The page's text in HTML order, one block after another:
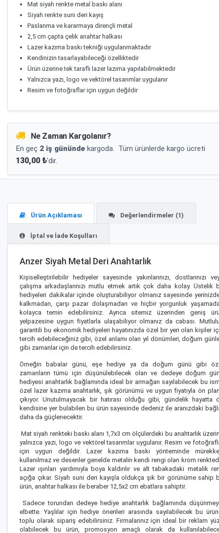
Mat siyah renkte metal baskı alanı
Siyah renkte suni deri kayış
Paslanma ve kararmaya dirençli metal
2,5 cm çapta çelik anahtar halkası
Lazer kazıma baskı tekniği uygulanmaktadır
Kendinizin tasarlayabileceği özelliktedir
Ürün üzerine tek taraflı lazer lazıma yapılabilmektedir
Yalnızca yazı, logo ve vektörel tasarımlar uygulanır
Resim ve fotoğraflar için uygun değildir
Ne Zaman Kargolanır?
En geç 2 iş gününde kargoda. Tüm ürünlerde kargo ücreti
130,00 ₺'dir.
Ürün Açıklaması Değerlendirmeler (1)
İptal ve İade Koşulları
Anzer Siyah Metal Deri Anahtarlık
Kişiselleştirilebilir hediyeler sayesinde yakınlarınızı, dostlarınızı
çalışma arkadaşlarınızı mutlu etmek artık çok daha kolay. Üstelik
hediyeleri dakikalar içinde oluşturabiliyor olmanız sayesinde
kalkmadan, çarşı pazar dolaşmadan ve hiçbir yorgunluk
kolayca temin edebilirsiniz. Ayrıca sitemiz üzerinden geniş
yelpazesine uygun fiyatlarla ulaşabiliyor olmanız da cabası.
garantili bu ekonomik hediyeleri hayatınızda özel bir yeri olan kişiler
tercih edebileceğiniz gibi, özel anlamı olan yıl dönümleri, doğum
gibi zamanlar için de tercih edebilirsiniz.
Örneğin babalar günü, eşe hediye ya da doğum günü gibi
zamanların tümü için düşünülebilecek olan ve dedeye doğum
hediyesi anahtarlık bağlamında ideal bir armağan sayılabilecek bu
özel lazer kazıma anahtarlık, şık görünümü ve uygun fiyatıyla ön
çıkıyor. Unutulmayacak bir hatırası olduğu gibi, gündelik hayatta
kendisine yer bulabilen bu ürün sayesinde dedeniz ile aranızdaki
daha da güçlenecektir.
Mat siyah renkteki baskı alanı 1,7x3 cm ölçülerdeki bu anahtarlık
yalnızca yazı, logo ve vektörel tasarımlar uygulanır. Resim ve
için uygun değildir. Lazer kazıma baskı yönteminde
kullanılmaz ve desenler genelde metalin kendi rengi olan krom
Lazer ışınları yardımıyla boya kaldırılır ve alt tabakadaki metalik
açığa çıkar. Siyah suni deri kayışla oldukça şık bir görünüme sahip
ürün, anahtar halkası ile beraber 12,5x2 cm ebatlara sahiptir.
Sadece torundan dedeye hediye anahtarlık bağlamında
elbette.Yaşlılar için hediye önerileri arasında sayılabilecek bu
toplu olarak sipariş edebilirsiniz. Firmalarınız için ideal bir reklam
olabilecek bu ürün, promosyon amaçlı olarak da